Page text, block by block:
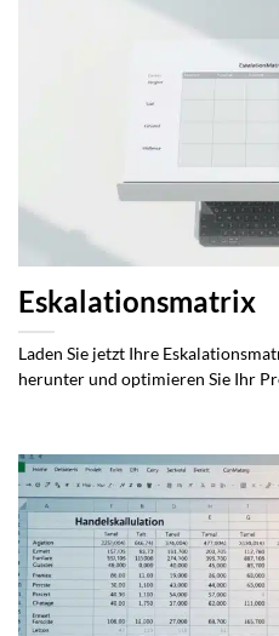
Eskalationsmatrix
Laden Sie jetzt Ihre
herunter und optimieren Sie Ihr